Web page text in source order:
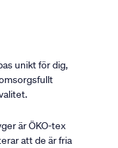
unikt för dig,
är ÖKO-tex
att de är fria